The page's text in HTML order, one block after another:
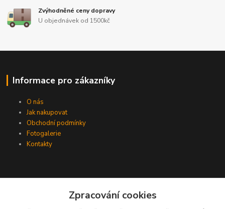
Zvýhodněné ceny dopravy
U objednávek od 1500kč
Informace pro zákazníky
O nás
Jak nakupovat
Obchodní podmínky
Fotogalerie
Kontakty
Zpracování cookies